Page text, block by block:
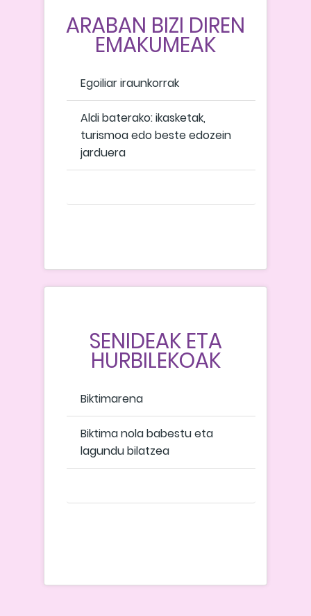
ARABAN BIZI DIREN
EMAKUMEAK
Egoiliar iraunkorrak
Aldi baterako: ikasketak,
turismoa edo beste edozein
jarduera
SENIDEAK ETA
HURBILEKOAK
Biktimarena
Biktima nola babestu eta
lagundu bilatzea